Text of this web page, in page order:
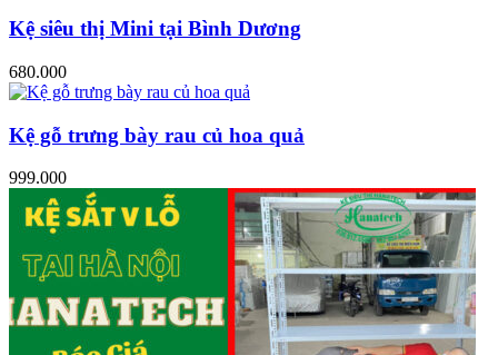
Kệ siêu thị Mini tại Bình Dương
680.000
Kệ gỗ trưng bày rau củ hoa quả
999.000